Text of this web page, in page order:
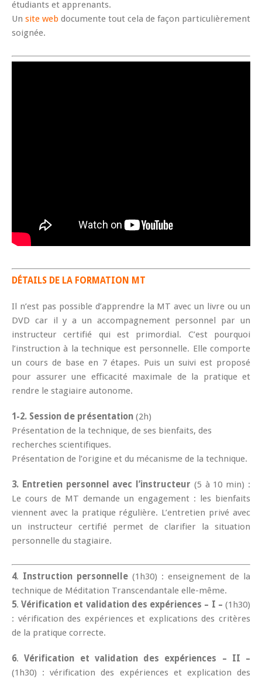
étudiants et apprenants.
Un site web documente tout cela de façon particulièrement
soignée.
DÉTAILS DE LA FORMATION MT
Il n’est pas possible d’apprendre la MT avec un livre ou un
DVD car il y a un accompagnement personnel par un
instructeur certifié qui est primordial. C’est pourquoi
l’instruction à la technique est personnelle. Elle comporte
un cours de base en 7 étapes. Puis un suivi est proposé
pour assurer une efficacité maximale de la pratique et
rendre le stagiaire autonome.
1-2. Session de présentation (2h)
Présentation de la technique, de ses bienfaits, des
recherches scientifiques.
Présentation de l’origine et du mécanisme de la technique.
3. Entretien personnel avec l’instructeur (5 à 10 min) :
Le cours de MT demande un engagement : les bienfaits
viennent avec la pratique régulière. L’entretien privé avec
un instructeur certifié permet de clarifier la situation
personnelle du stagiaire.
4. Instruction personnelle (1h30) : enseignement de la
technique de Méditation Transcendantale elle-même.
5.Vérification et validation des expériences – I – (1h30)
: vérification des expériences et explications des critères
de la pratique correcte.
6.Vérification et validation des expériences – II –
(1h30) : vérification des expériences et explication des